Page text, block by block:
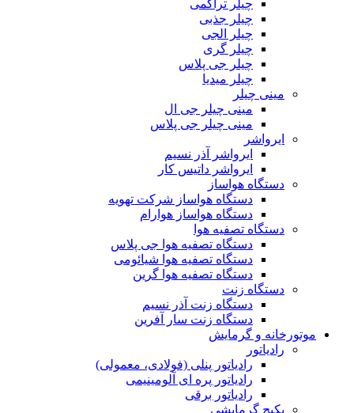
چیلر تراکمی
چیلر جذبی
چیلر الجی
چیلر گری
چیلر جی پلاس
چیلر میدیا
مینی چیلر
مینی چیلر جی ال
مینی چیلر جی پلاس
ایرواشر
ایرواشر آذر نسیم
ایرواشر داتیس کار
دستگاه هواساز
دستگاه هواساز شرکت تهویه
دستگاه هواساز هوارام
دستگاه تصفیه هوا
دستگاه تصفیه هوا جی پلاس
دستگاه تصفیه هوا شیائومی
دستگاه تصفیه هوا گرین
دستگاه زنت
دستگاه زنت آذر نسیم
دستگاه زنت سار آفرین
موتورخانه و گرمایش
رادیاتور
رادیاتور پنلی (فولادی، معمولی)
رادیاتور پره ای آلومینیمی
رادیاتور برقی
پکیج گرمایشی